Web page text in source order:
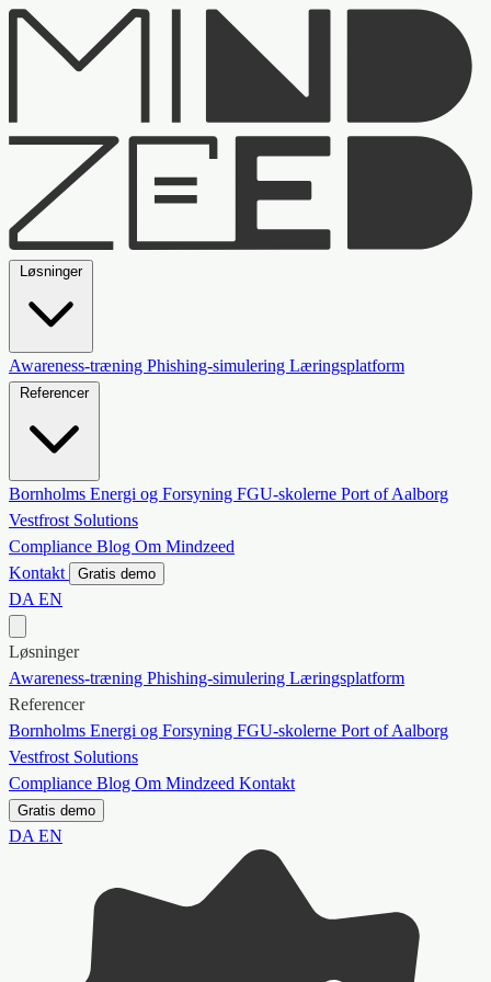
Løsninger
Awareness-træning Phishing-simulering Læringsplatform
Referencer
Bornholms Energi og Forsyning FGU-skolerne Port of Aalborg
Vestfrost Solutions
Compliance Blog Om Mindzeed
Kontakt
Gratis demo
DA EN
Løsninger
Awareness-træning Phishing-simulering Læringsplatform
Referencer
Bornholms Energi og Forsyning FGU-skolerne Port of Aalborg
Vestfrost Solutions
Compliance Blog Om Mindzeed Kontakt
Gratis demo
DA EN